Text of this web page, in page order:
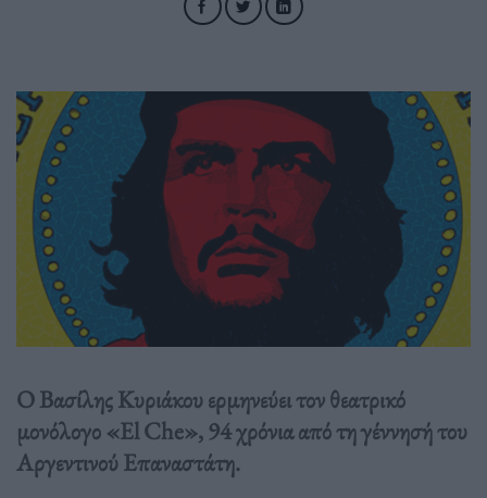
Ο Βασίλης Κυριάκου ερμηνεύει τον θεατρικό
μονόλογο «El Che», 94 χρόνια από τη γέννησή του
Αργεντινού Επαναστάτη.